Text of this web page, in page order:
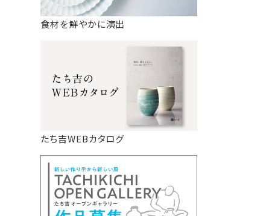
食材を鮮やかに演出
たち吉WEBカタログ